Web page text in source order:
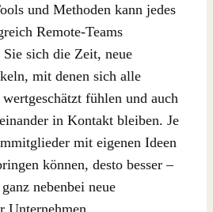
und Methoden kann jedes
Remote-Teams
sich die Zeit, neue
mit denen sich alle
fühlen und auch
in Kontakt bleiben. Je
mit eigenen Ideen
können, desto besser –
nebenbei neue
Unternehmen.